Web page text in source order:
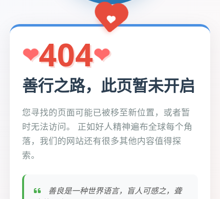
404
善行之路，此页暂未开启
您寻找的页面可能已被移至新位置，或者暂
时无法访问。 正如好人精神遍布全球每个角
落，我们的网站还有很多其他内容值得探
索。
善良是一种世界语言，盲人可感之，聋